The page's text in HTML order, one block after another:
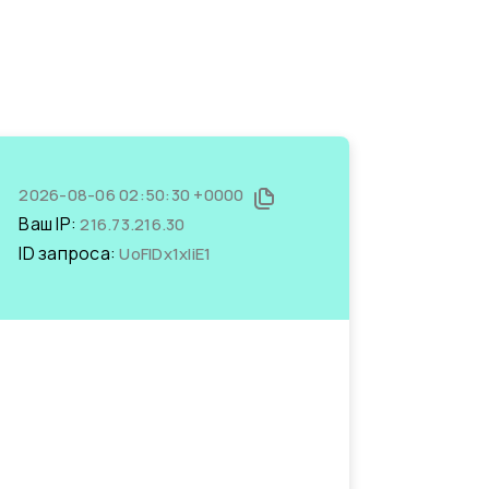
2026-08-06 02:50:30 +0000
Ваш IP:216.73.216.30
ID запроса:UoFIDx1xliE1